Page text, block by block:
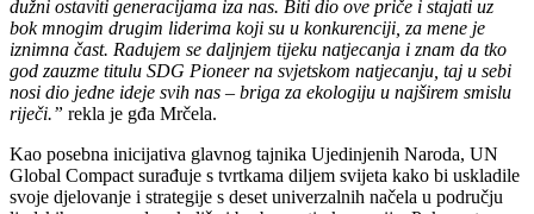
dužni ostaviti generacijama iza nas. Biti dio ove priče i stajati uz
bok mnogim drugim liderima koji su u konkurenciji, za mene je
iznimna čast. Radujem se daljnjem tijeku natjecanja i znam da tko
god zauzme titulu SDG Pioneer na svjetskom natjecanju, taj u sebi
nosi dio jedne ideje svih nas – briga za ekologiju u najširem smislu
riječi.” rekla je gđa Mrčela.
Kao posebna inicijativa glavnog tajnika Ujedinjenih Naroda, UN
Global Compact surađuje s tvrtkama diljem svijeta kako bi uskladile
svoje djelovanje i strategije s deset univerzalnih načela u području